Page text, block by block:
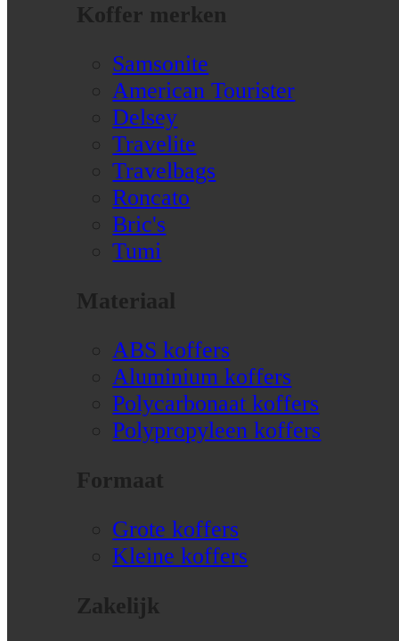
Koffer merken
Samsonite
American Tourister
Delsey
Travelite
Travelbags
Roncato
Bric's
Tumi
Materiaal
ABS koffers
Aluminium koffers
Polycarbonaat koffers
Polypropyleen koffers
Formaat
Grote koffers
Kleine koffers
Zakelijk